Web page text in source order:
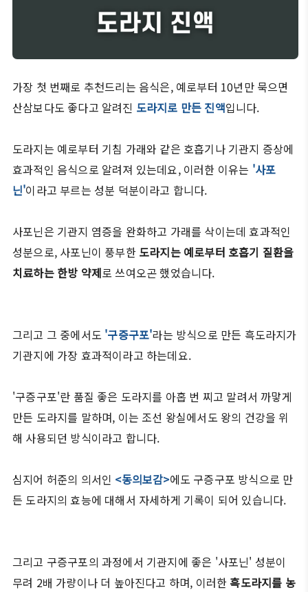
가장 첫 번째로 추천드리는 음식은, 예로부터 10년만 묵으면
산삼보다도 좋다고 알려진 도라지로 만든 진액입니다.
도라지는 예로부터 기침 가래와 같은 호흡기나 기관지 증상에
효과적인 음식으로 알려져 있는데요, 이러한 이유는 '사포
닌'이라고 부르는 성분 덕분이라고 합니다.
사포닌은 기관지 염증을 완화하고 가래를 삭이는데 효과적인
성분으로, 사포닌이 풍부한 도라지는 예로부터 호흡기 질환을
치료하는 한방 약제로 쓰여오곤 했었습니다.
그리고 그 중에서도 '구증구포'라는 방식으로 만든 흑도라지가
기관지에 가장 효과적이라고 하는데요.
'구증구포'란 품질 좋은 도라지를 아홉 번 찌고 말려서 까맣게
만든 도라지를 말하며, 이는 조선 왕실에서도 왕의 건강을 위
해 사용되던 방식이라고 합니다.
심지어 허준의 의서인 <동의보감>에도 구증구포 방식으로 만
든 도라지의 효능에 대해서 자세하게 기록이 되어 있습니다.
그리고 구증구포의 과정에서 기관지에 좋은 '사포닌' 성분이
무려 2배 가량이나 더 높아진다고 하며, 이러한 흑도라지를 농